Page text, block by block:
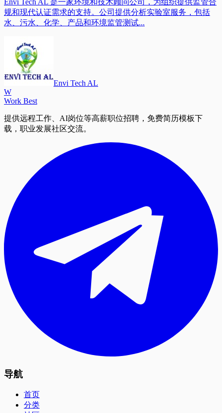
规和现代认证需求的支持。公司提供分析实验室服务，包括
水、污水、化学、产品和环境监管测试...
Envi Tech AL
W
Work Best
提供远程工作、AI岗位等高薪职位招聘，免费简历模板下
载，职业发展社区交流。
导航
首页
分类